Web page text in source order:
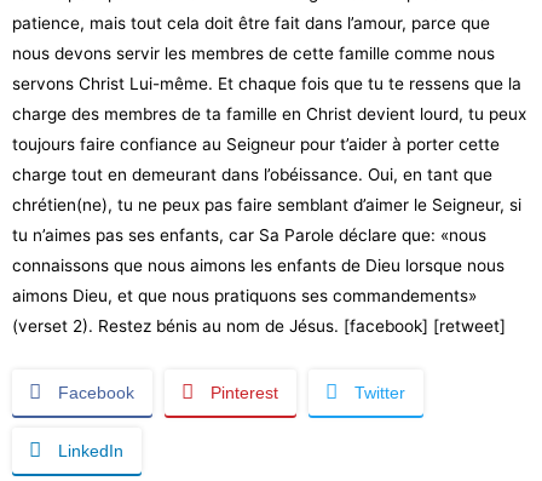
patience, mais tout cela doit être fait dans l’amour, parce que
nous devons servir les membres de cette famille comme nous
servons Christ Lui-même. Et chaque fois que tu te ressens que la
charge des membres de ta famille en Christ devient lourd, tu peux
toujours faire confiance au Seigneur pour t’aider à porter cette
charge tout en demeurant dans l’obéissance. Oui, en tant que
chrétien(ne), tu ne peux pas faire semblant d’aimer le Seigneur, si
tu n’aimes pas ses enfants, car Sa Parole déclare que: «nous
connaissons que nous aimons les enfants de Dieu lorsque nous
aimons Dieu, et que nous pratiquons ses commandements»
(verset 2). Restez bénis au nom de Jésus. [facebook] [retweet]
Facebook Pinterest Twitter
LinkedIn